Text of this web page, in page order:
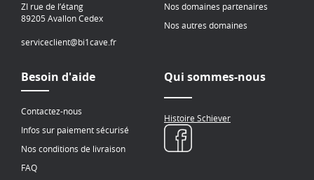
ZI rue de l’étang
89205 Avallon Cedex
serviceclient@bi1cave.fr
Nos domaines partenaires
Nos autres domaines
Besoin d'aide
Contactez-nous
Infos sur paiement sécurisé
Nos conditions de livraison
FAQ
Qui sommes-nous
Histoire Schiever